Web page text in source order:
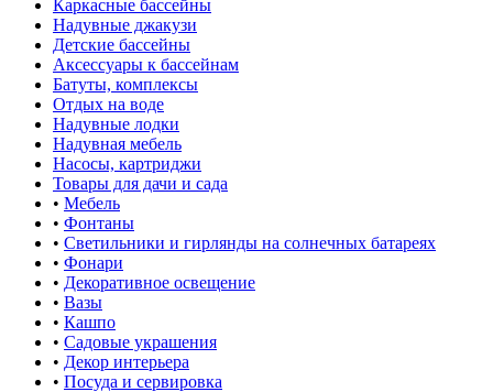
Каркасные бассейны
Надувные джакузи
Детские бассейны
Аксессуары к бассейнам
Батуты, комплексы
Отдых на воде
Надувные лодки
Надувная мебель
Насосы, картриджи
Товары для дачи и сада
• Мебель
• Фонтаны
• Светильники и гирлянды на солнечных батареях
• Фонари
• Декоративное освещение
• Вазы
• Кашпо
• Садовые украшения
• Декор интерьера
• Посуда и сервировка